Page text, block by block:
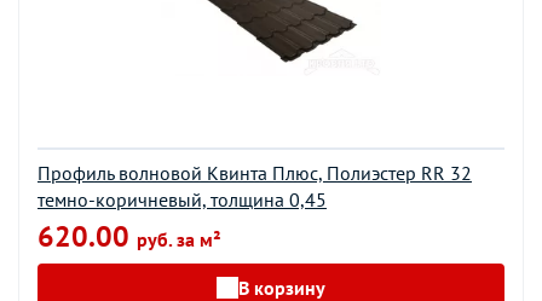
Профиль волновой Квинта Плюс, Полиэстер RR 32
темно-коричневый, толщина 0,45
620.00 руб. за м²
В корзину